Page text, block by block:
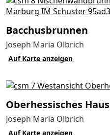
Bacchusbrunnen
Joseph Maria Olbrich
Auf Karte anzeigen
Oberhessisches Haus
Joseph Maria Olbrich
Auf Karte anzeigen